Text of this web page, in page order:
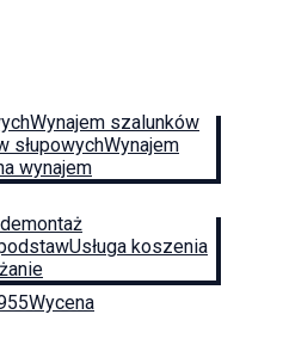
Wynajem szalunków
słupowychWynajem
wynajem
Usługa koszenia
Wycena